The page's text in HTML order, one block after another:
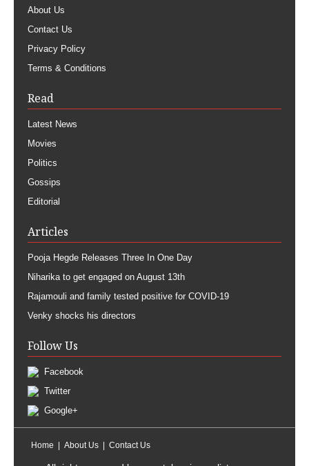
About Us
Contact Us
Privacy Policy
Terms & Conditions
Read
Latest News
Movies
Politics
Gossips
Editorial
Articles
Pooja Hegde Releases Three In One Day
Niharika to get engaged on August 13th
Rajamouli and family tested positive for COVID-19
Venky shocks his directors
Follow Us
Facebook
Twitter
Google+
Home About Us Contact Us